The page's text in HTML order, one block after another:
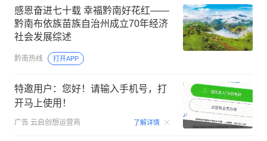
感恩奋进七十载 幸福黔南好花红——
黔南布依族苗族自治州成立70年经济
社会发展综述
黔南热线 打开APP
特邀用户：您好！请输入手机号，打
开马上使用！
广告 云启创想运营商 了解详情 00:15